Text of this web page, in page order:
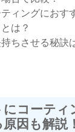
ィングにおす
は？
ちさせる秘訣
コーティ
因も解説！